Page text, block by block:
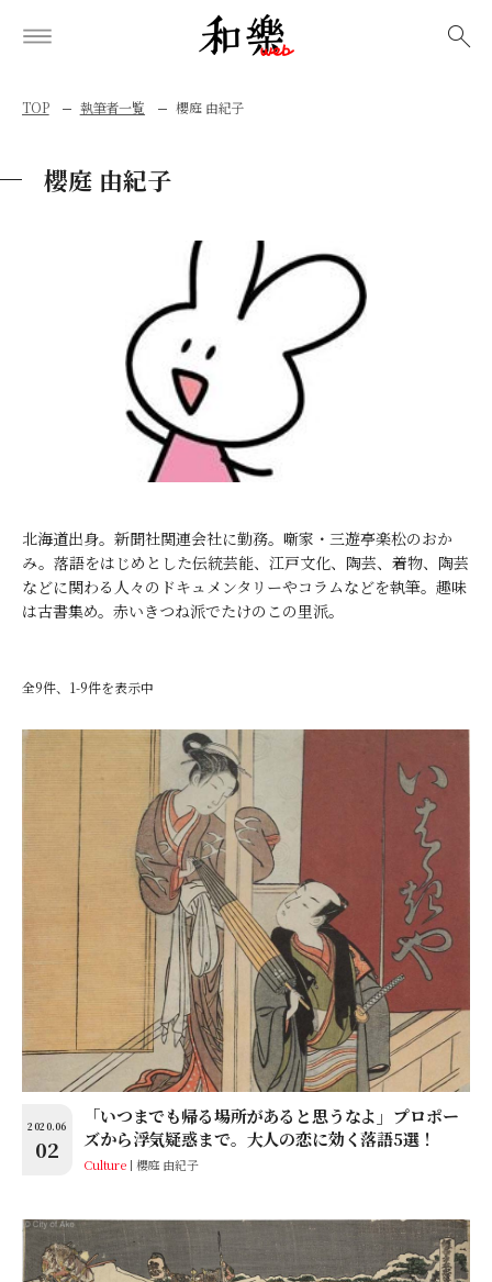
TOP 執筆者一覧 櫻庭 由紀子
櫻庭 由紀子
北海道出身。新聞社関連会社に勤務。噺家・三遊亭楽松のおか
み。落語をはじめとした伝統芸能、江戸文化、陶芸、着物、陶芸
などに関わる人々のドキュメンタリーやコラムなどを執筆。趣味
は古書集め。赤いきつね派でたけのこの里派。
全9件、1-9件を表示中
2020.06
02
「いつまでも帰る場所があると思うなよ」プロポー
ズから浮気疑惑まで。大人の恋に効く落語5選！
Culture 櫻庭 由紀子